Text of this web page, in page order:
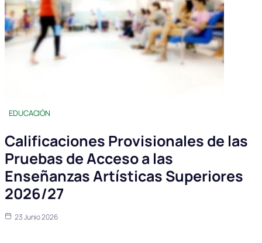
EDUCACIÓN
Calificaciones Provisionales de las
Pruebas de Acceso a las
Enseñanzas Artísticas Superiores
2026/27
23 Junio 2026